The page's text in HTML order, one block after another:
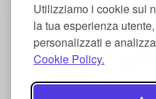
Utilizziamo i cookie sul
la tua esperienza
personalizzati e
Cookie Policy.